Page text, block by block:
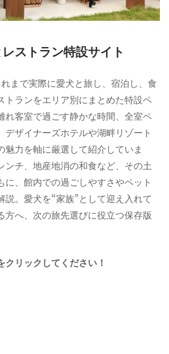
ストラン特設サイト
まで実際に愛犬と旅し、宿泊し、食
トランをエリア別にまとめた特設ペ
れ客室で過ごす静かな時間、全室ペ
デザイナーズホテルや湖畔リゾート
魅力を軸に厳選して紹介していま
ンチ、地産地消の和食など、その土
に、館内での過ごしやすさやペット
説。愛犬を“家族”として迎え入れて
方へ、次の旅先選びに役立つ保存版
リックしてください！